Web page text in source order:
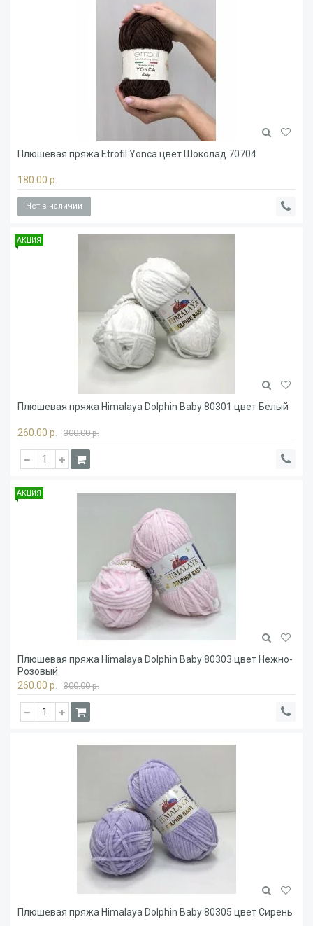
Плюшевая пряжа Etrofil Yonca цвет Шоколад 70704
180.00 р.
Нет в наличии
АКЦИЯ
Плюшевая пряжа Himalaya Dolphin Baby 80301 цвет Белый
260.00 р. 300.00 р.
АКЦИЯ
Плюшевая пряжа Himalaya Dolphin Baby 80303 цвет Нежно-
Розовый
260.00 р.
300.00 р.
Плюшевая пряжа Himalaya Dolphin Baby 80305 цвет Сирень